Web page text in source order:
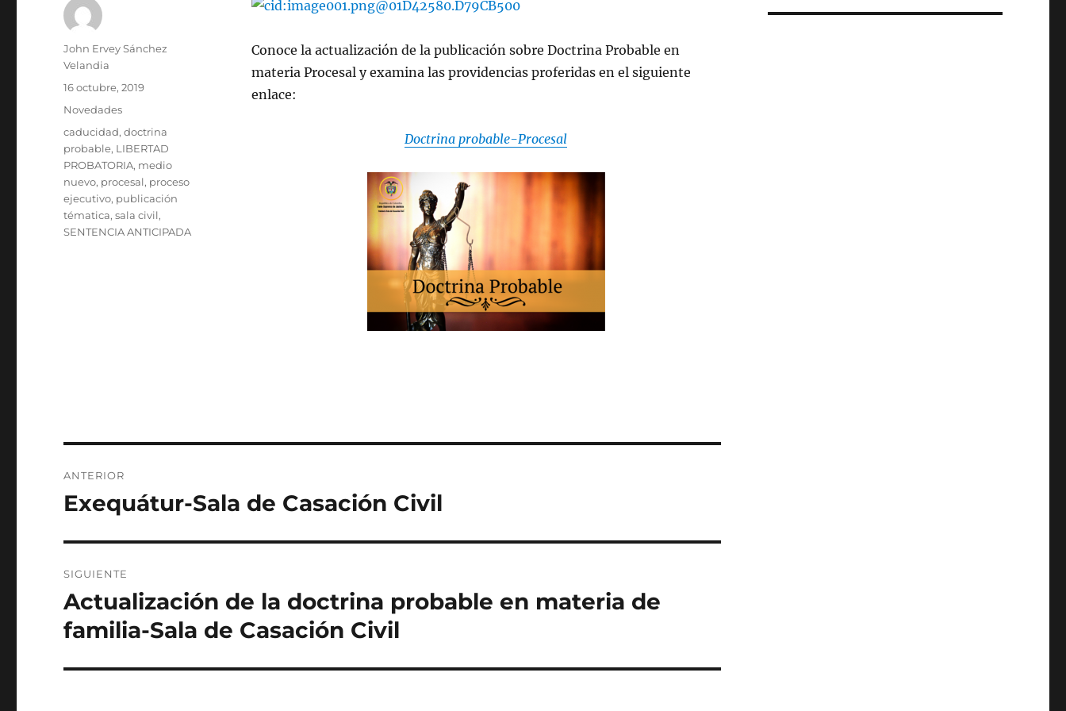
Conoce la actualización de la publicación sobre Doctrina Probable en
materia Procesal y examina las providencias proferidas en el siguiente
enlace:
Doctrina probable-Procesal
Autor
John Ervey Sánchez
Velandia
Publicado
16 octubre, 2019
Categorías
Novedades
Etiquetas
caducidad,doctrina
probable, LIBERTAD
PROBATORIA, medio
nuevo, procesal, proceso
ejecutivo, publicación
tématica,sala civil,
SENTENCIA ANTICIPADA
de
ANTERIOR
Entrada
Exequátur-Sala de Casación Civil
SIGUIENTE
Entrada
siguiente:
Actualización de la doctrina probable en materia de
familia-Sala de Casación Civil